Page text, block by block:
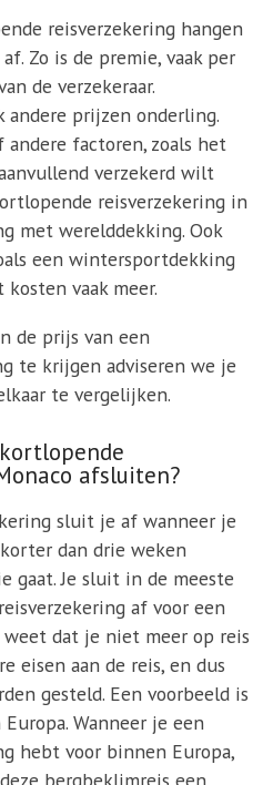
reisverzekering hangen
Zo is de premie, vaak per
de verzekeraar.
andere prijzen onderling.
factoren, zoals het
verzekerd wilt
reisverzekering in
met werelddekking. Ook
een wintersportdekking
vaak meer.
de prijs van een
te krijgen adviseren we je
te vergelijken.
afsluiten?
sluit je af wanneer je
dan drie weken
gaat. Je sluit in de meeste
af voor een
dat je niet meer op reis
eisen aan de reis, en dus
gesteld. Een voorbeeld is
Wanneer je een
hebt voor binnen Europa,
bergbeklimreis een